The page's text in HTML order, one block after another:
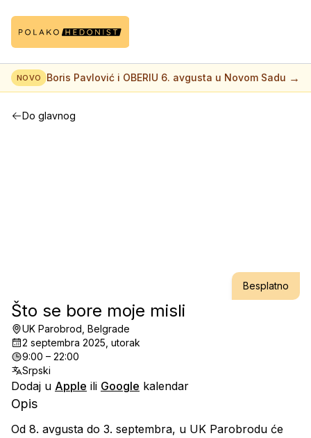
NOVO Boris Pavlović i OBERIU 6. avgusta u Novom Sadu →
Do glavnog
Besplatno
Što se bore moje misli
UK Parobrod, Belgrade
2 septembra 2025, utorak
9:00 – 22:00
Srpski
Dodaj u Apple ili Google kalendar
Opis
Od 8. avgusta do 3. septembra, u UK Parobrodu će